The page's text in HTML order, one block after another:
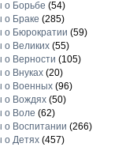
Борьбе (54)
Браке (285)
Бюрократии (59)
Великих(55)
Верности (105)
Внуках(20)
о Военных(96)
о Вождях(50)
о Воле (62)
Воспитании (266)
Детях(457)